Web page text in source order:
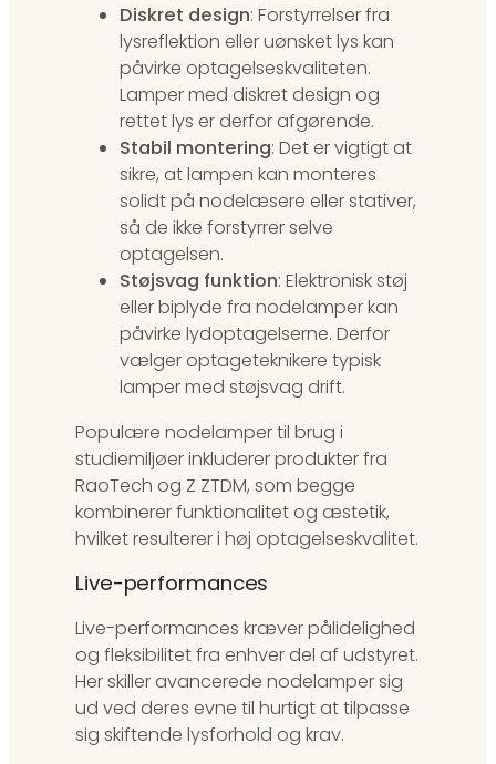
Diskret design: Forstyrrelser fra
lysreflektion eller uønsket lys kan
påvirke optagelseskvaliteten.
Lamper med diskret design og
rettet lys er derfor afgørende.
Stabil montering: Det er vigtigt at
sikre, at lampen kan monteres
solidt på nodelæsere eller stativer,
så de ikke forstyrrer selve
optagelsen.
Støjsvag funktion: Elektronisk støj
eller biplyde fra nodelamper kan
påvirke lydoptagelserne. Derfor
vælger optageteknikere typisk
lamper med støjsvag drift.
Populære nodelamper til brug i
studiemiljøer inkluderer produkter fra
RaoTech og Z ZTDM, som begge
kombinerer funktionalitet og æstetik,
hvilket resulterer i høj optagelseskvalitet.
Live-performances
Live-performances kræver pålidelighed
og fleksibilitet fra enhver del af udstyret.
Her skiller avancerede nodelamper sig
ud ved deres evne til hurtigt at tilpasse
sig skiftende lysforhold og krav.